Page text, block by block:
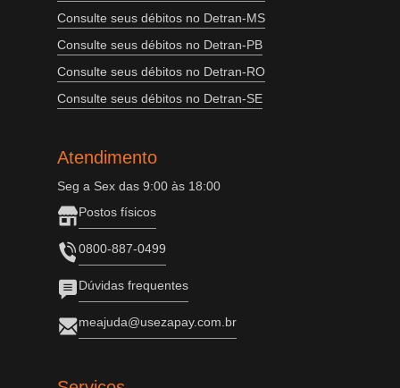
Consulte seus débitos no Detran-MS
Consulte seus débitos no Detran-PB
Consulte seus débitos no Detran-RO
Consulte seus débitos no Detran-SE
Atendimento
Seg a Sex das 9:00 às 18:00
Postos físicos
0800-887-0499
Dúvidas frequentes
meajuda@usezapay.com.br